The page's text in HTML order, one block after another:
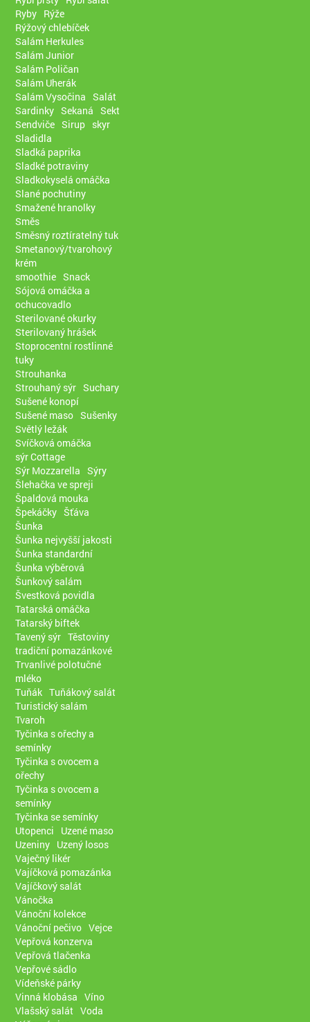
Ryby Rýže
Rýžový chlebíček
Salám Herkules
Salám Junior
Salám Poličan
Salám Uherák
Salám Vysočina Salát
Sardinky Sekaná Sekt
Sendviče Sirup skyr
Sladidla
Sladká paprika
Sladké potraviny
Sladkokyselá omáčka
Slané pochutiny
Smažené hranolky
Směs
Směsný roztíratelný tuk
Smetanový/tvarohový
krém
smoothie Snack
Sójová omáčka a
ochucovadlo
Sterilované okurky
Sterilovaný hrášek
Stoprocentní rostlinné
tuky
Strouhanka
Strouhaný sýr Suchary
Sušené konopí
Sušené maso Sušenky
Světlý ležák
Svíčková omáčka
sýr Cottage
Sýr Mozzarella Sýry
Šlehačka ve spreji
Špaldová mouka
Špekáčky Šťáva
Šunka
Šunka nejvyšší jakosti
Šunka standardní
Šunka výběrová
Šunkový salám
Švestková povidla
Tatarská omáčka
Tatarský biftek
Tavený sýr Těstoviny
tradiční pomazánkové
Trvanlivé polotučné
mléko
Tuňák Tuňákový salát
Turistický salám
Tvaroh
Tyčinka s ořechy a
semínky
Tyčinka s ovocem a
ořechy
Tyčinka s ovocem a
semínky
Tyčinka se semínky
Utopenci
Uzené maso
Uzeniny Uzený losos
Vaječný likér
Vajíčková pomazánka
Vajíčkový salát
Vánočka
Vánoční kolekce
Vánoční pečivo Vejce
Vepřová konzerva
Vepřová tlačenka
Vepřové sádlo
Vídeňské párky
Vinná klobása Víno
Vlašský salát Voda